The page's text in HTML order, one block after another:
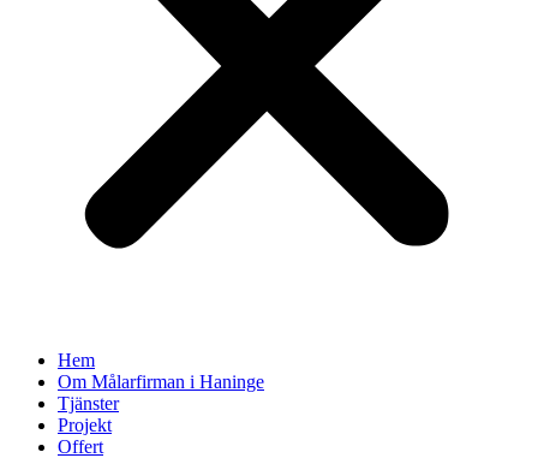
Hem
Om Målarfirman i Haninge
Tjänster
Projekt
Offert